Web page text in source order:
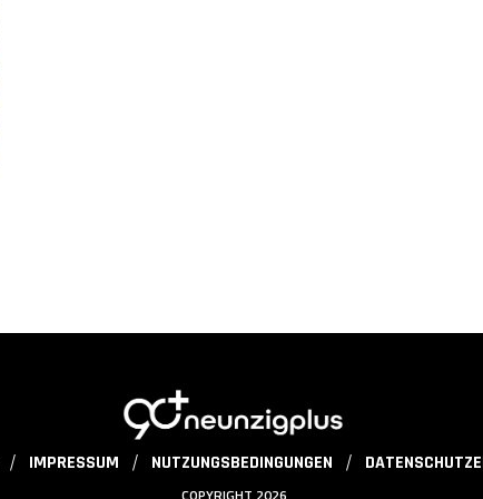
IMPRESSUM NUTZUNGSBEDINGUNGEN